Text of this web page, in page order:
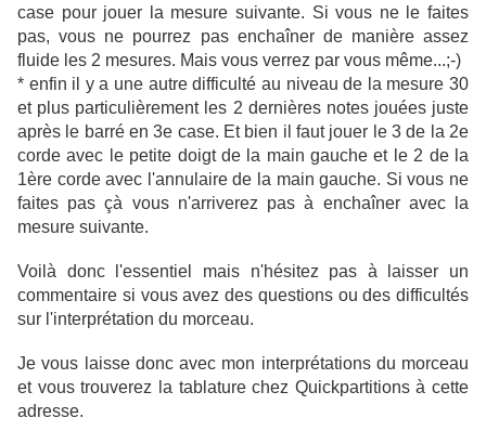
case pour jouer la mesure suivante. Si vous ne le faites
pas, vous ne pourrez pas enchaîner de manière assez
fluide les 2 mesures. Mais vous verrez par vous même...;-)
* enfin il y a une autre difficulté au niveau de la mesure 30
et plus particulièrement les 2 dernières notes jouées juste
après le barré en 3e case. Et bien il faut jouer le 3 de la 2e
corde avec le petite doigt de la main gauche et le 2 de la
1ère corde avec l'annulaire de la main gauche. Si vous ne
faites pas çà vous n'arriverez pas à enchaîner avec la
mesure suivante.
Voilà donc l'essentiel mais n'hésitez pas à laisser un
commentaire si vous avez des questions ou des difficultés
sur l'interprétation du morceau.
Je vous laisse donc avec mon interprétations du morceau
et vous trouverez la tablature chez Quickpartitions à cette
adresse.